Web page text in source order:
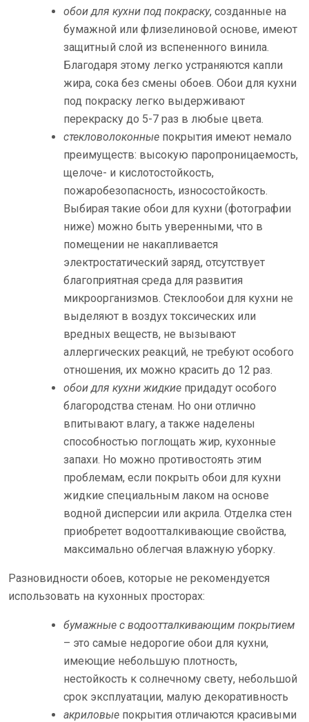
обои для кухни под покраску, созданные на
бумажной или флизелиновой основе, имеют
защитный слой из вспененного винила.
Благодаря этому легко устраняются капли
жира, сока без смены обоев. Обои для кухни
под покраску легко выдерживают
перекраску до 5-7 раз в любые цвета.
стекловолоконные покрытия имеют немало
преимуществ: высокую паропроницаемость,
щелоче- и кислотостойкость,
пожаробезопасность, износостойкость.
Выбирая такие обои для кухни (фотографии
ниже) можно быть уверенными, что в
помещении не накапливается
электростатический заряд, отсутствует
благоприятная среда для развития
микроорганизмов. Стеклообои для кухни не
выделяют в воздух токсических или
вредных веществ, не вызывают
аллергических реакций, не требуют особого
отношения, их можно красить до 12 раз.
обои для кухни жидкие придадут особого
благородства стенам. Но они отлично
впитывают влагу, а также наделены
способностью поглощать жир, кухонные
запахи. Но можно противостоять этим
проблемам, если покрыть обои для кухни
жидкие специальным лаком на основе
водной дисперсии или акрила. Отделка стен
приобретет водоотталкивающие свойства,
максимально облегчая влажную уборку.
Разновидности обоев, которые не рекомендуется
использовать на кухонных просторах:
бумажные с водоотталкивающим покрытием
– это самые недорогие обои для кухни,
имеющие небольшую плотность,
нестойкость к солнечному свету, небольшой
срок эксплуатации, малую декоративность
акриловые покрытия отличаются красивыми